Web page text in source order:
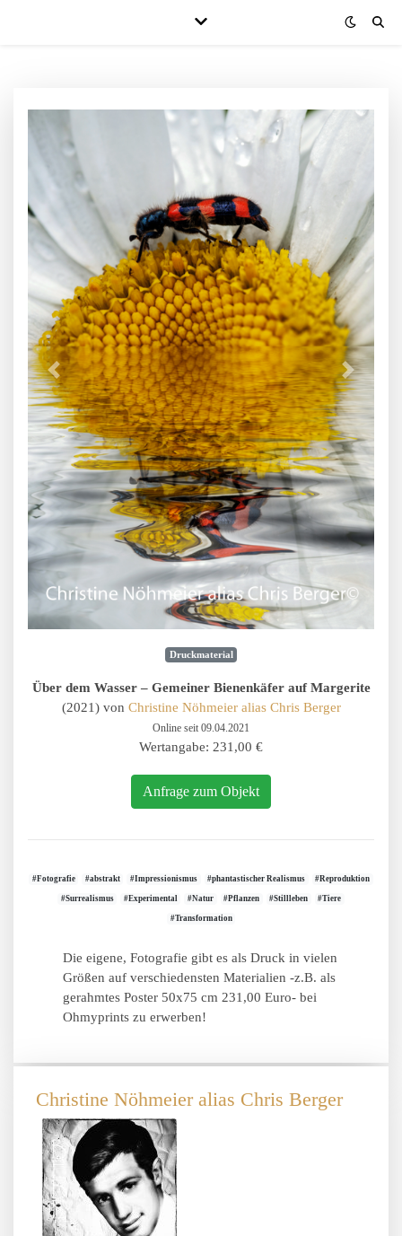
Druckmaterial
Über dem Wasser – Gemeiner Bienenkäfer auf Margerite
(2021) von Christine Nöhmeier alias Chris Berger
Online seit 09.04.2021
Wertangabe: 231,00 €
Anfrage zum Objekt
#Fotografie #abstrakt #Impressionismus #phantastischer Realismus #Reproduktion
#Surrealismus #Experimental #Natur #Pflanzen #Stillleben #Tiere
#Transformation
Die eigene, Fotografie gibt es als Druck in vielen
Größen auf verschiedensten Materialien -z.B. als
gerahmtes Poster 50x75 cm 231,00 Euro- bei
Ohmyprints zu erwerben!
Christine Nöhmeier alias Chris Berger